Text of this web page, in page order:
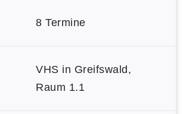
8 Termine
VHS in Greifswald,
Raum 1.1